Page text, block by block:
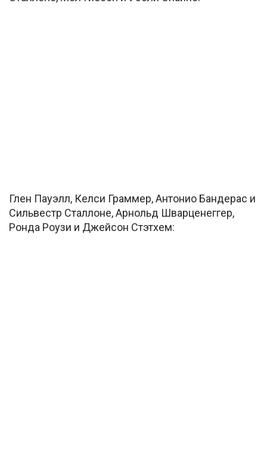
Глен Пауэлл, Келси Граммер, Антонио Бандерас и
Сильвестр Сталлоне, Арнольд Шварценеггер,
Ронда Роузи и Джейсон Стэтхем: